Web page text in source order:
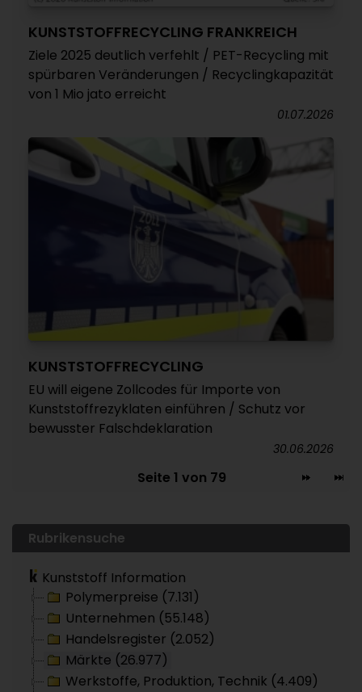
KUNSTSTOFFRECYCLING FRANKREICH
Ziele 2025 deutlich verfehlt / PET-Recycling mit
spürbaren Veränderungen / Recyclingkapazität
von 1 Mio jato erreicht
01.07.2026
KUNSTSTOFFRECYCLING
EU will eigene Zollcodes für Importe von
Kunststoffrezyklaten einführen / Schutz vor
bewusster Falschdeklaration
30.06.2026
Seite 1 von 79
Rubrikensuche
Kunststoff Information
Polymerpreise (7.131)
Unternehmen (55.148)
Handelsregister (2.052)
Märkte (26.977)
Werkstoffe, Produktion, Technik (4.409)